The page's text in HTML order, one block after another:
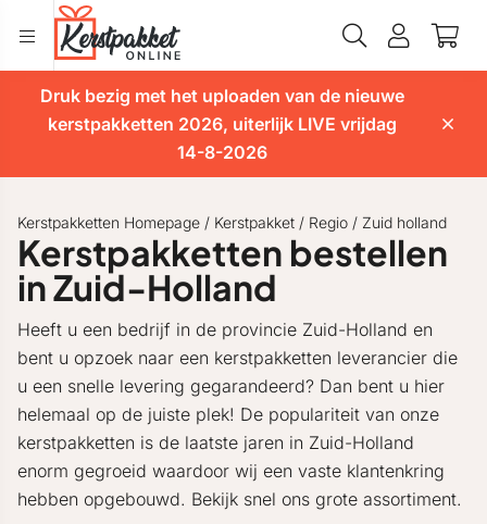
Druk bezig met het uploaden van de nieuwe
kerstpakketten 2026, uiterlijk LIVE vrijdag
14-8-2026
Kerstpakketten Homepage / Kerstpakket / Regio / Zuid holland
Kerstpakketten bestellen
in Zuid-Holland
Heeft u een bedrijf in de provincie Zuid-Holland en
bent u opzoek naar een kerstpakketten leverancier die
u een snelle levering gegarandeerd? Dan bent u hier
helemaal op de juiste plek! De populariteit van onze
kerstpakketten is de laatste jaren in Zuid-Holland
enorm gegroeid waardoor wij een vaste klantenkring
hebben opgebouwd. Bekijk snel ons grote assortiment.